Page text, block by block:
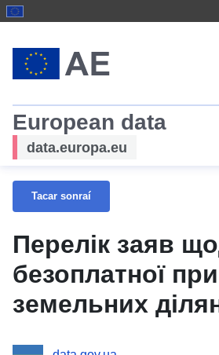
European data
data.europa.eu
Tacar sonraí
Перелік заяв
безоплатної
земельних